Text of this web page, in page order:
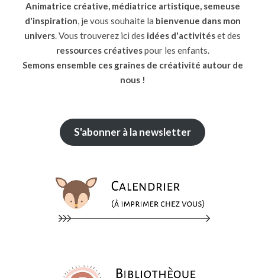
Animatrice créative, médiatrice artistique, semeuse
d'inspiration, je vous souhaite la bienvenue dans mon
univers. Vous trouverez ici des idées d'activitéset des
ressources créativespour les enfants.
Semons ensemble ces graines de créativité autour de
nous !
S'abonner à la newsletter